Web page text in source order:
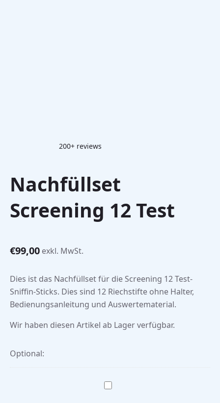
200+ reviews
Nachfüllset
Screening 12 Test
€99,00 exkl. MwSt.
Dies ist das Nachfüllset für die Screening 12 Test-
Sniffin-Sticks. Dies sind 12 Riechstifte ohne Halter,
Bedienungsanleitung und Auswertematerial.
Wir haben diesen Artikel ab Lager verfügbar.
Optional: